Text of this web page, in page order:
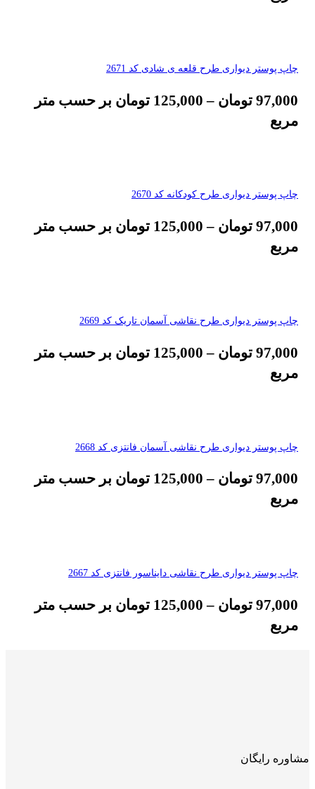
چاپ پوستر دیواری طرح قلعه ی شادی کد 2671
97,000 تومان –
125,000 تومان بر حسب متر
مربع
چاپ پوستر دیواری طرح کودکانه کد 2670
97,000 تومان –
125,000 تومان بر حسب متر
مربع
چاپ پوستر دیواری طرح نقاشی آسمان تاریک کد 2669
97,000 تومان –
125,000 تومان بر حسب متر
مربع
چاپ پوستر دیواری طرح نقاشی آسمان فانتزی کد 2668
97,000 تومان –
125,000 تومان بر حسب متر
مربع
چاپ پوستر دیواری طرح نقاشی دایناسور فانتزی کد 2667
97,000 تومان –
125,000 تومان بر حسب متر
مربع
مشاوره رایگان